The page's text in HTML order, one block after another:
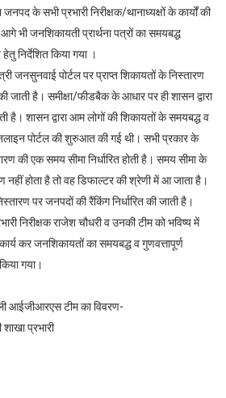
जनपद के सभी प्रभारी निरीक्षक/थानाध्यक्षों के कार्यों की
भी जनशिकायती प्रार्थना पत्रों का समयबद्ध
निर्देशित किया गया ।
जनसुनवाई पोर्टल पर प्राप्त शिकायतों के निस्तारण
की जाती है। समीक्षा/फीडबैक के आधार पर ही शासन द्वारा
है। शासन द्वारा आम लोगों की शिकायतों के समयबद्ध व
पोर्टल की शुरुआत की गई थी। सभी प्रकार के
की एक समय सीमा निर्धारित होती है। समय सीमा के
नहीं होता है तो वह डिफाल्टर की श्रेणी में आ जाता है।
पर जनपदों की रैंकिंग निर्धारित की जाती है।
निरीक्षक राजेश चौधरी व उनकी टीम को भविष्य में
कर जनशिकायतों का समयबद्ध व गुणवत्तापूर्ण
गया।
आईजीआरएस टीम का विवरण-
प्रभारी